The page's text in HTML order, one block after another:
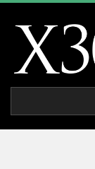
content
X
3
Navigation